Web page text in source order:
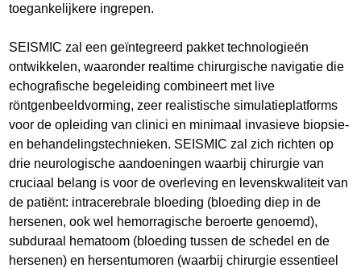
toegankelijkere ingrepen.
SEISMIC zal een geïntegreerd pakket technologieën
ontwikkelen, waaronder realtime chirurgische navigatie die
echografische begeleiding combineert met live
röntgenbeeldvorming, zeer realistische simulatieplatforms
voor de opleiding van clinici en minimaal invasieve biopsie-
en behandelingstechnieken. SEISMIC zal zich richten op
drie neurologische aandoeningen waarbij chirurgie van
cruciaal belang is voor de overleving en levenskwaliteit van
de patiënt: intracerebrale bloeding (bloeding diep in de
hersenen, ook wel hemorragische beroerte genoemd),
subduraal hematoom (bloeding tussen de schedel en de
hersenen) en hersentumoren (waarbij chirurgie essentieel